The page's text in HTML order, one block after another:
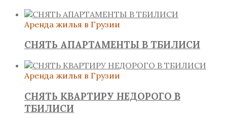
Аренда жилья в Грузии
СНЯТЬ АПАРТАМЕНТЫ В ТБИЛИСИ
Аренда жилья в Грузии
СНЯТЬ КВАРТИРУ НЕДОРОГО В
ТБИЛИСИ